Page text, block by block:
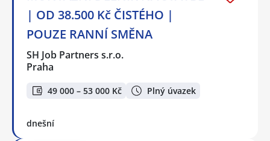
| OD 38.500 Kč ČISTÉHO |
POUZE RANNÍ SMĚNA
SH Job Partners s.r.o.
Praha
49 000 – 53 000 Kč Plný úvazek
dnešní